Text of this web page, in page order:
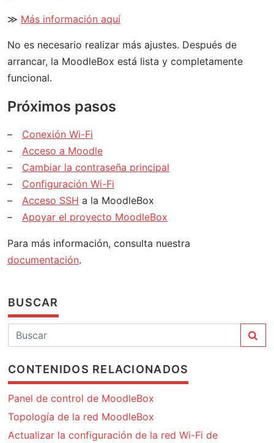
≫ Más información aquí
No es necesario realizar más ajustes. Después de
arrancar, la MoodleBox está lista y completamente
funcional.
Próximos pasos
Conexión Wi-Fi
Acceso a Moodle
Cambiar la contraseña principal
Configuración Wi-Fi
Acceso SSH a la MoodleBox
Apoyar el proyecto MoodleBox
Para más información, consulta nuestra
documentación.
BUSCAR
CONTENIDOS RELACIONADOS
Panel de control de MoodleBox
Topología de la red MoodleBox
Actualizar la configuración de la red Wi-Fi de